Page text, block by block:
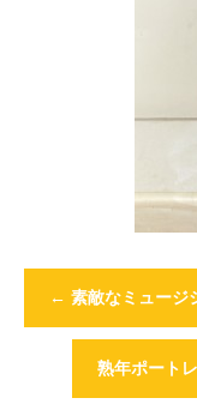
← 素敵なミュー
熟年ポート